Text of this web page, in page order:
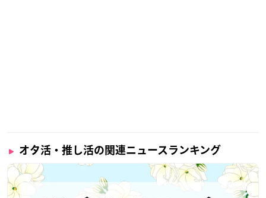
オタ活・推し活の関連ニュースランキング